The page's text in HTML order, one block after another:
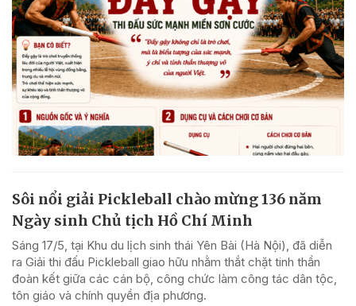
Sôi nổi giải Pickleball chào mừng 136 năm
Ngày sinh Chủ tịch Hồ Chí Minh
Sáng 17/5, tại Khu du lịch sinh thái Yên Bài (Hà Nội), đã diễn
ra Giải thi đấu Pickleball giao hữu nhằm thắt chặt tinh thần
đoàn kết giữa các cán bộ, công chức làm công tác dân tộc,
tôn giáo và chính quyền địa phương.